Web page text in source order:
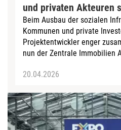
und privaten Akteuren
Beim Ausbau der sozialen
Kommunen und private
Projektentwickler enger
nun der Zentrale Immobilien
20.04.2026